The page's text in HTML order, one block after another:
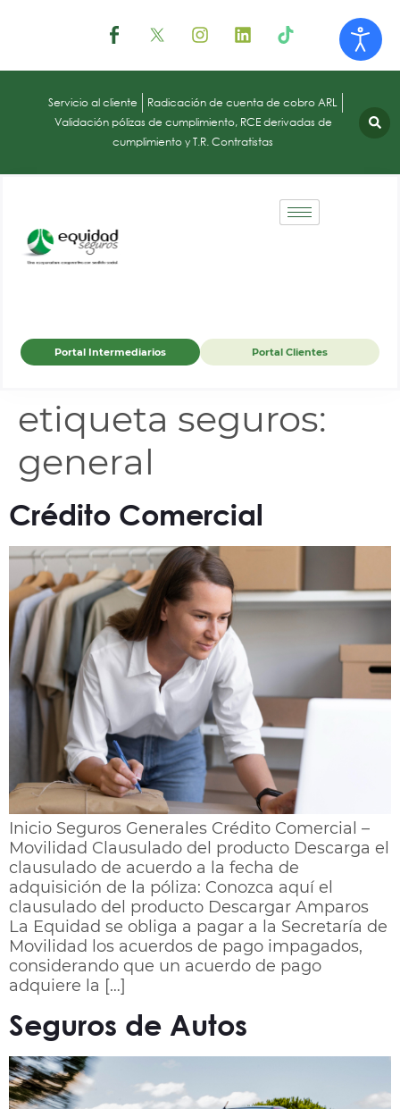
Servicio al cliente
Radicación de cuenta de cobro ARL
Validación pólizas de cumplimiento, RCE derivadas de
cumplimiento y T.R. Contratistas
Portal Intermediarios Portal Clientes
etiqueta seguros:
general
Crédito Comercial
Inicio Seguros Generales Crédito Comercial –
Movilidad Clausulado del producto Descarga el
clausulado de acuerdo a la fecha de
adquisición de la póliza: Conozca aquí el
clausulado del producto Descargar Amparos
La Equidad se obliga a pagar a la Secretaría de
Movilidad los acuerdos de pago impagados,
considerando que un acuerdo de pago
adquiere la […]
Seguros de Autos